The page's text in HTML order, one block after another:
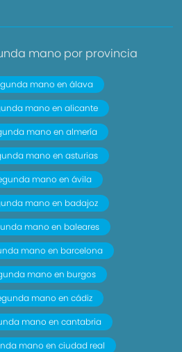
mano por provincia
mano en álava
mano en alicante
mano en almería
mano en asturias
mano en ávila
mano en badajoz
mano en baleares
mano en barcelona
mano en burgos
mano en cádiz
mano en cantabria
mano en ciudad real